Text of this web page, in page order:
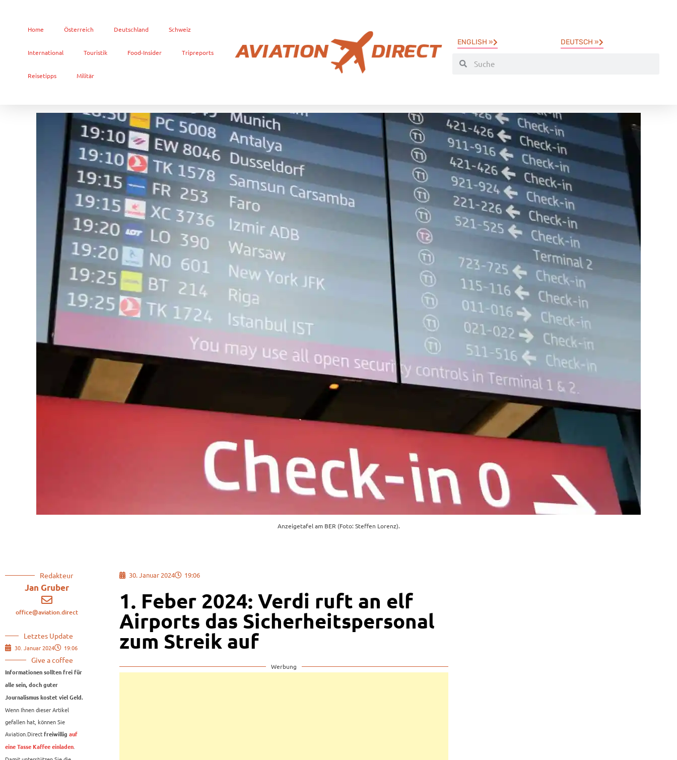
Home Österreich Deutschland Schweiz
International Touristik Food-Insider Tripreports
Reisetipps Militär
ENGLISH » DEUTSCH »
Anzeigetafel am BER (Foto: Steffen Lorenz).
Redakteur
Jan Gruber
office@aviation.direct
Letztes Update
30. Januar 2024 19:06
Give a coffee
Informationen sollten frei für
alle sein, doch guter
Journalismus kostet viel Geld.
Wenn Ihnen dieser Artikel
gefallen hat, können Sie
Aviation.Direct freiwillig auf
eine Tasse Kaffee einladen.
30. Januar 2024 19:06
1. Feber 2024: Verdi ruft an elf
Airports das Sicherheitspersonal
zum Streik auf
Werbung